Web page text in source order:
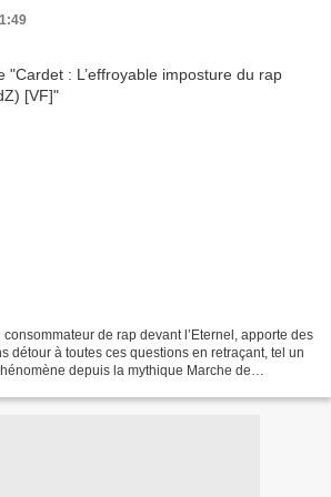
de rap devant l’Eternel, apporte des
détour à toutes ces questions en retraçant, tel un
depuis la mythique Marche de